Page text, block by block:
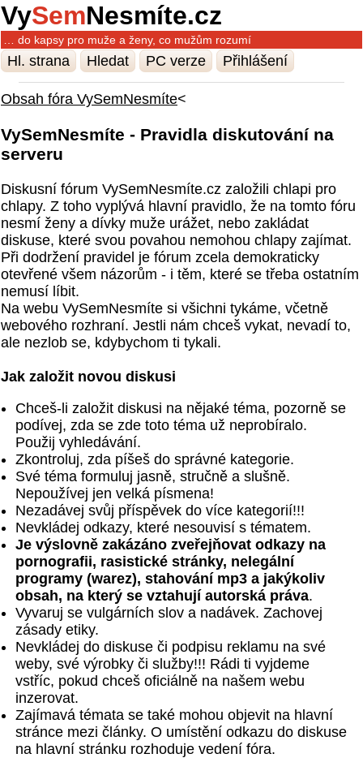
VySemNesmíte.cz
… do kapsy pro muže a ženy, co mužům rozumí
Hl. strana Hledat PC verze Přihlášení
Obsah fóra VySemNesmíte<
VySemNesmíte - Pravidla diskutování na
serveru
Diskusní fórum VySemNesmíte.cz založili chlapi pro
chlapy. Z toho vyplývá hlavní pravidlo, že na tomto fóru
nesmí ženy a dívky muže urážet, nebo zakládat
diskuse, které svou povahou nemohou chlapy zajímat.
Při dodržení pravidel je fórum zcela demokraticky
otevřené všem názorům - i těm, které se třeba ostatním
nemusí líbit.
Na webu VySemNesmíte si všichni tykáme, včetně
webového rozhraní. Jestli nám chceš vykat, nevadí to,
ale nezlob se, kdybychom ti tykali.
Jak založit novou diskusi
Chceš-li založit diskusi na nějaké téma, pozorně se
podívej, zda se zde toto téma už neprobíralo.
Použij vyhledávání.
Zkontroluj, zda píšeš do správné kategorie.
Své téma formuluj jasně, stručně a slušně.
Nepoužívej jen velká písmena!
Nezadávej svůj příspěvek do více kategorií!!!
Nevkládej odkazy, které nesouvisí s tématem.
Je výslovně zakázáno zveřejňovat odkazy na
pornografii, rasistické stránky, nelegální
programy (warez), stahování mp3 a jakýkoliv
obsah, na který se vztahují autorská práva.
Vyvaruj se vulgárních slov a nadávek. Zachovej
zásady etiky.
Nevkládej do diskuse či podpisu reklamu na své
weby, své výrobky či služby!!! Rádi ti vyjdeme
vstříc, pokud chceš oficiálně na našem webu
inzerovat.
Zajímavá témata se také mohou objevit na hlavní
stránce mezi články. O umístění odkazu do diskuse
na hlavní stránku rozhoduje vedení fóra.